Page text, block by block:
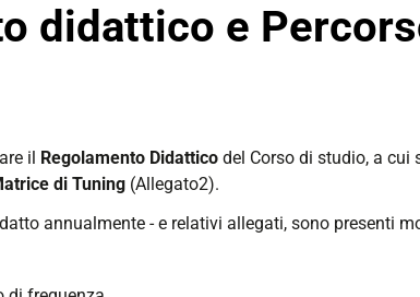
didattico e
il Regolamento Didattico del Corso di studio, a cui
di Tuning (Allegato2).
annualmente - e relativi allegati, sono presenti